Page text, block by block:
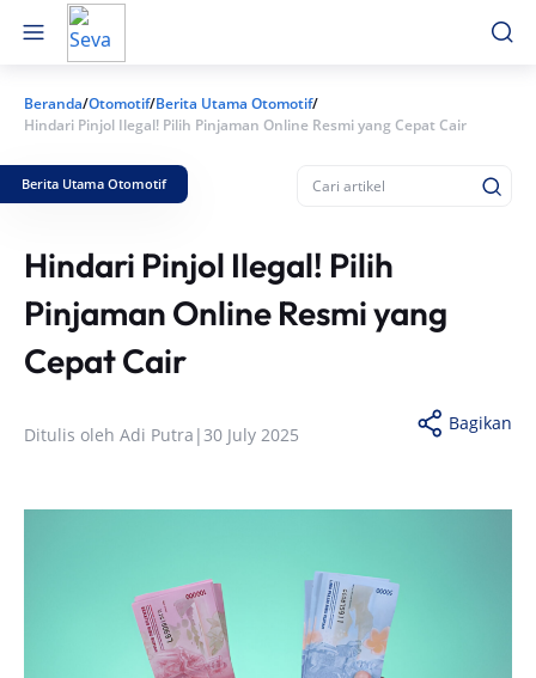
Beranda/Otomotif/Berita Utama Otomotif/
Hindari Pinjol Ilegal! Pilih Pinjaman Online Resmi yang Cepat Cair
Berita Utama Otomotif
Hindari Pinjol Ilegal! Pilih
Pinjaman Online Resmi yang
Cepat Cair
Ditulis oleh Adi Putra |30 July 2025
Bagikan